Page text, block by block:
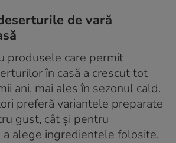
de vară
produsele care permit
în casă a crescut tot
ani, mai ales în sezonul cald.
preferă variantele preparate
gust, cât și pentru
alege ingredientele folosite.